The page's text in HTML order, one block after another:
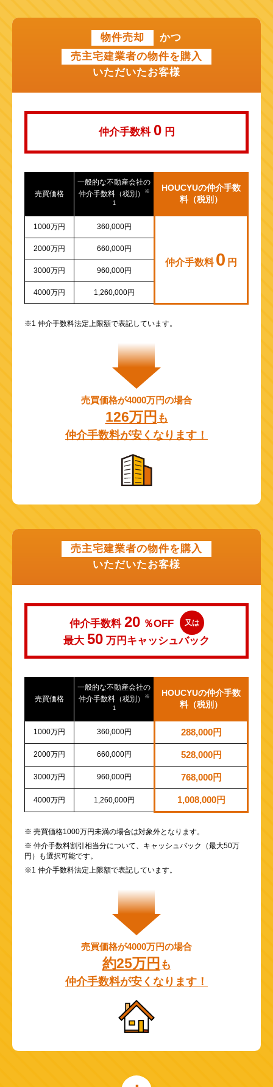
近鉄けいはんな線
山陽新幹線
物件売却
かつ
売主宅建業者の物件を購入
いただいたお客様
仲介手数料 0 円
売買価格
一般的な不動産会社の
仲介手数料（税別）
※
1
HOUCYUの仲介手数
料（税別）
1000万円 360,000円
仲介手数料 0 円
2000万円 660,000円
3000万円 960,000円
4000万円 1,260,000円
※1 仲介手数料法定上限額で表記しています。
売買価格が4000万円の場合
126万円 も
仲介手数料が安くなります！
売主宅建業者の物件を購入
いただいたお客様
仲介手数料 20 ％OFF 又は
最大 50 万円 キャッシュバック
売買価格
一般的な不動産会社の
仲介手数料（税別）
※
1
HOUCYUの仲介手数
料（税別）
1000万円 360,000円 288,000円
2000万円 660,000円 528,000円
3000万円 960,000円 768,000円
4000万円 1,260,000円 1,008,000円
※ 売買価格1000万円未満の場合は対象外となります。
※ 仲介手数料割引相当分について、キャッシュバック（最大50万
円）も選択可能です。
※1 仲介手数料法定上限額で表記しています。
売買価格が4000万円の場合
約25万円 も
仲介手数料が安くなります！